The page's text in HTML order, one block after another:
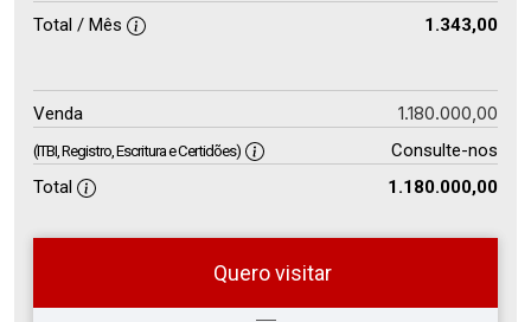
Total / Mês
1.343,00
Venda 1.180.000,00
(ITBI, Registro, Escritura e Certidões)
Consulte-nos
Total
1.180.000,00
Quero visitar
Qual o melhor dia e horário para